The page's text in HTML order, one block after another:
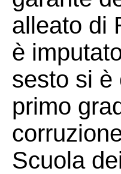
alleato di
è
sesto si è
primo
Scuola